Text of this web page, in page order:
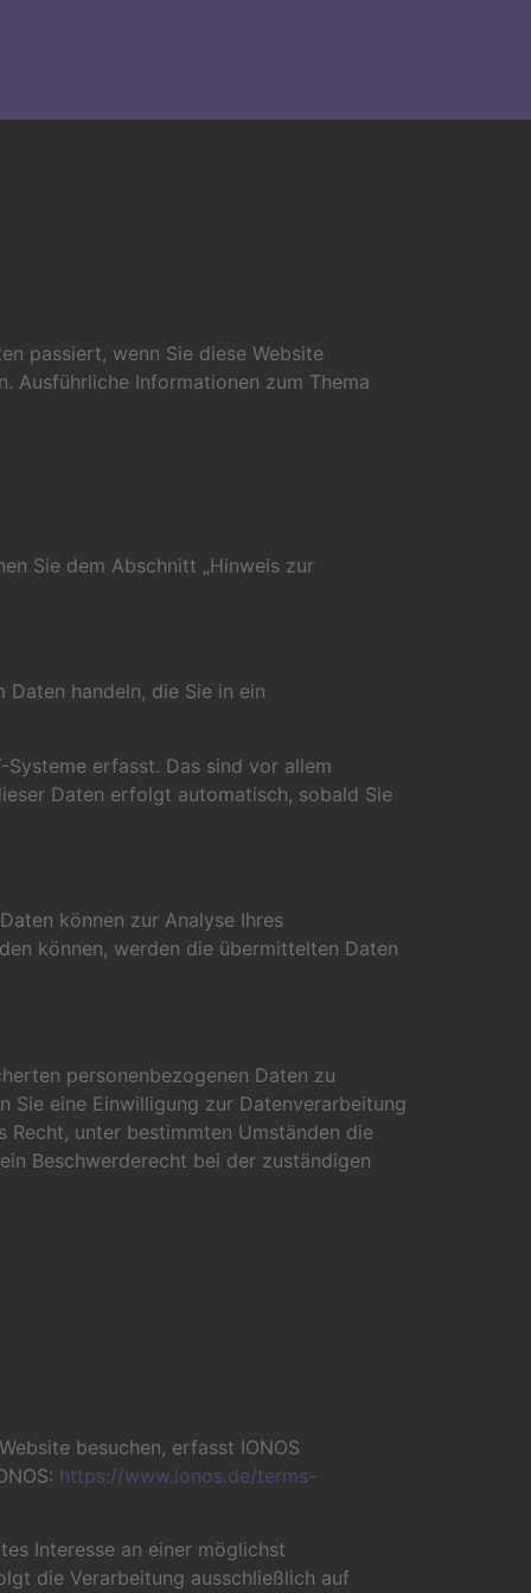
passiert, wenn Sie diese Website
Ausführliche Informationen zum Thema
Sie dem Abschnitt „Hinweis zur
handeln, die Sie in ein
erfasst. Das sind vor allem
Daten erfolgt automatisch, sobald Sie
können zur Analyse Ihres
können, werden die übermittelten Daten
personenbezogenen Daten zu
Sie eine Einwilligung zur Datenverarbeitung
unter bestimmten Umständen die
Beschwerderecht bei der zuständigen
besuchen, erfasst IONOS
https://www.ionos.de/terms-
Interesse an einer möglichst
die Verarbeitung ausschließlich auf